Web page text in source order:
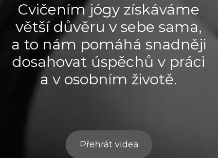
Cvičením jógy získáváme
větší důvěru v sebe sama,
a to nám pomáhá snadněji
dosahovat úspěchů v práci
a v osobním životě.
Přehrát videa